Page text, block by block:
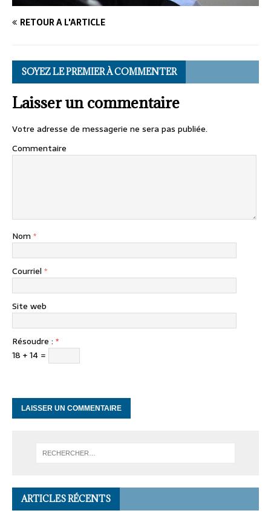
RETOUR À L'ARTICLE
SOYEZ LE PREMIER À COMMENTER
Laisser un commentaire
Votre adresse de messagerie ne sera pas publiée.
Commentaire
Nom *
Courriel *
Site web
Résoudre : *
18 + 14 =
ARTICLES RÉCENTS